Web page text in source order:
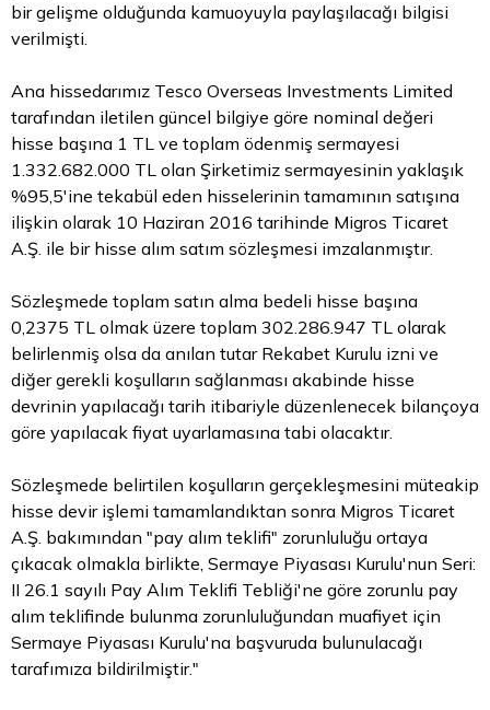
bir gelişme olduğunda kamuoyuyla paylaşılacağı bilgisi
verilmişti.
Ana hissedarımız Tesco Overseas Investments Limited
tarafından iletilen güncel bilgiye göre nominal değeri
hisse başına 1 TL ve toplam ödenmiş sermayesi
1.332.682.000 TL olan Şirketimiz sermayesinin yaklaşık
%95,5'ine tekabül eden hisselerinin tamamının satışına
ilişkin olarak 10 Haziran 2016 tarihinde Migros Ticaret
A.Ş. ile bir hisse alım satım sözleşmesi imzalanmıştır.
Sözleşmede toplam satın alma bedeli hisse başına
0,2375 TL olmak üzere toplam 302.286.947 TL olarak
belirlenmiş olsa da anılan tutar Rekabet Kurulu izni ve
diğer gerekli koşulların sağlanması akabinde hisse
devrinin yapılacağı tarih itibariyle düzenlenecek bilançoya
göre yapılacak fiyat uyarlamasına tabi olacaktır.
Sözleşmede belirtilen koşulların gerçekleşmesini müteakip
hisse devir işlemi tamamlandıktan sonra Migros Ticaret
A.Ş. bakımından "pay alım teklifi" zorunluluğu ortaya
çıkacak olmakla birlikte, Sermaye Piyasası Kurulu'nun Seri:
II 26.1 sayılı Pay Alım Teklifi Tebliği'ne göre zorunlu pay
alım teklifinde bulunma zorunluluğundan muafiyet için
Sermaye Piyasası Kurulu'na başvuruda bulunulacağı
tarafımıza bildirilmiştir."